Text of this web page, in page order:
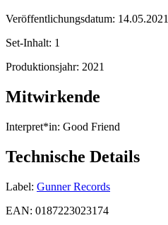
Veröffentlichungsdatum: 14.05.2021
Set-Inhalt: 1
Produktionsjahr: 2021
Mitwirkende
Interpret*in: Good Friend
Technische Details
Label: Gunner Records
EAN: 0187223023174